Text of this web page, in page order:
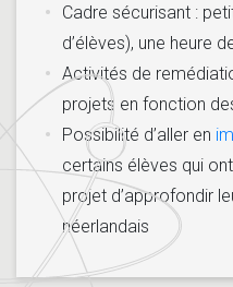
Cadre sécurisant :
d’élèves), une heure
Activités de
projets en fonction
Possibilité d’aller en
certains élèves qui
projet d’approfondir
néerlandais